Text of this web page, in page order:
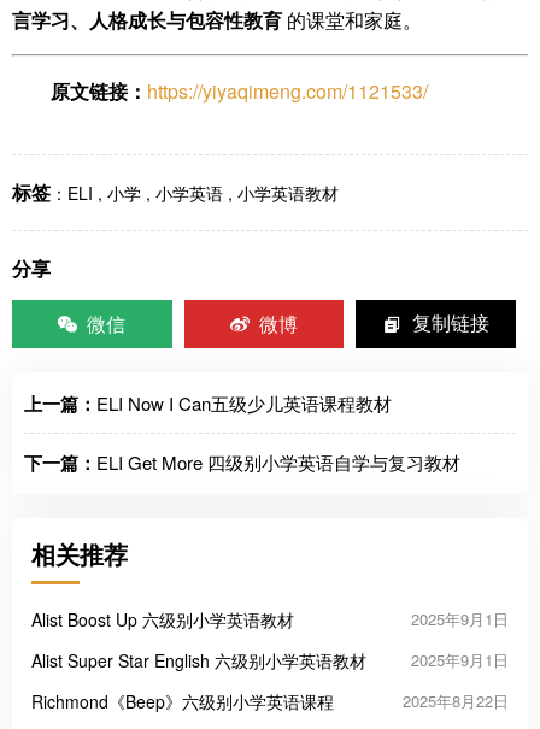
言学习、人格成长与包容性教育 的课堂和家庭。
原文链接： https://yiyaqimeng.com/1121533/
标签 ： ELI , 小学 , 小学英语 , 小学英语教材
分享
微信
微博 复制链接
上一篇： ELI Now I Can五级少儿英语课程教材
下一篇： ELI Get More 四级别小学英语自学与复习教材
相关推荐
Alist Boost Up 六级别小学英语教材 2025年9月1日
Alist Super Star English 六级别小学英语教材 2025年9月1日
Richmond《Beep》六级别小学英语课程 2025年8月22日